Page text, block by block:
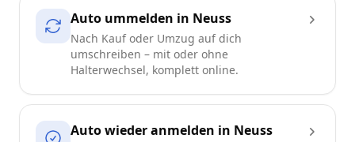
Auto ummelden in Neuss
Nach Kauf oder Umzug auf dich
umschreiben – mit oder ohne
Halterwechsel, komplett online.
Auto wieder anmelden in Neuss